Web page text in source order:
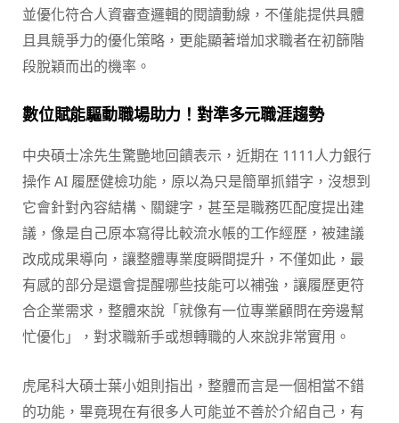
並優化符合人資審查邏輯的閱讀動線，不僅能提供具體
且具競爭力的優化策略，更能顯著增加求職者在初篩階
段脫穎而出的機率。
數位賦能驅動職場助力！對準多元職涯趨勢
中央碩士凃先生驚艷地回饋表示，近期在 1111人力銀行
操作 AI 履歷健檢功能，原以為只是簡單抓錯字，沒想到
它會針對內容結構、關鍵字，甚至是職務匹配度提出建
議，像是自己原本寫得比較流水帳的工作經歷，被建議
改成成果導向，讓整體專業度瞬間提升，不僅如此，最
有感的部分是還會提醒哪些技能可以補強，讓履歷更符
合企業需求，整體來說「就像有一位專業顧問在旁邊幫
忙優化」，對求職新手或想轉職的人來說非常實用。
虎尾科大碩士葉小姐則指出，整體而言是一個相當不錯
的功能，畢竟現在有很多人可能並不善於介紹自己，有